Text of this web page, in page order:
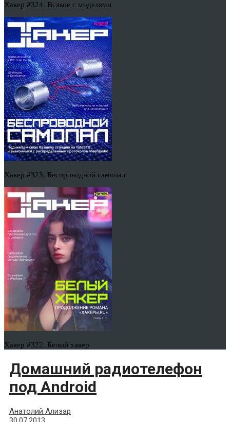
Хакер #324. Всякое с моделями
Хакер #323. Беспроводной самопал
Хакер #322. Белый хакер
Домашний радиотелефон
под Android
Анатолий Ализар